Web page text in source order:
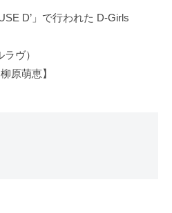
D’」で行われた D-Girls
ヴ）
原萌恵】